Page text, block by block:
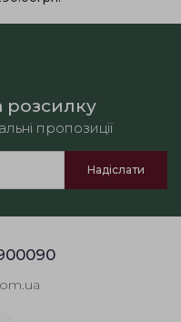
розсилку
пропозиції